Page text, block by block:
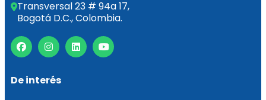
Transversal 23 # 94a 17,
Bogotá D.C., Colombia.
De interés